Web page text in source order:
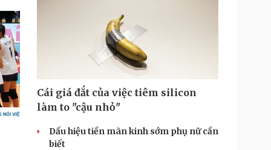
Cái giá đắt của việc tiêm silicon
làm to "cậu nhỏ"
Dấu hiệu tiền mãn kinh sớm phụ nữ cần
biết